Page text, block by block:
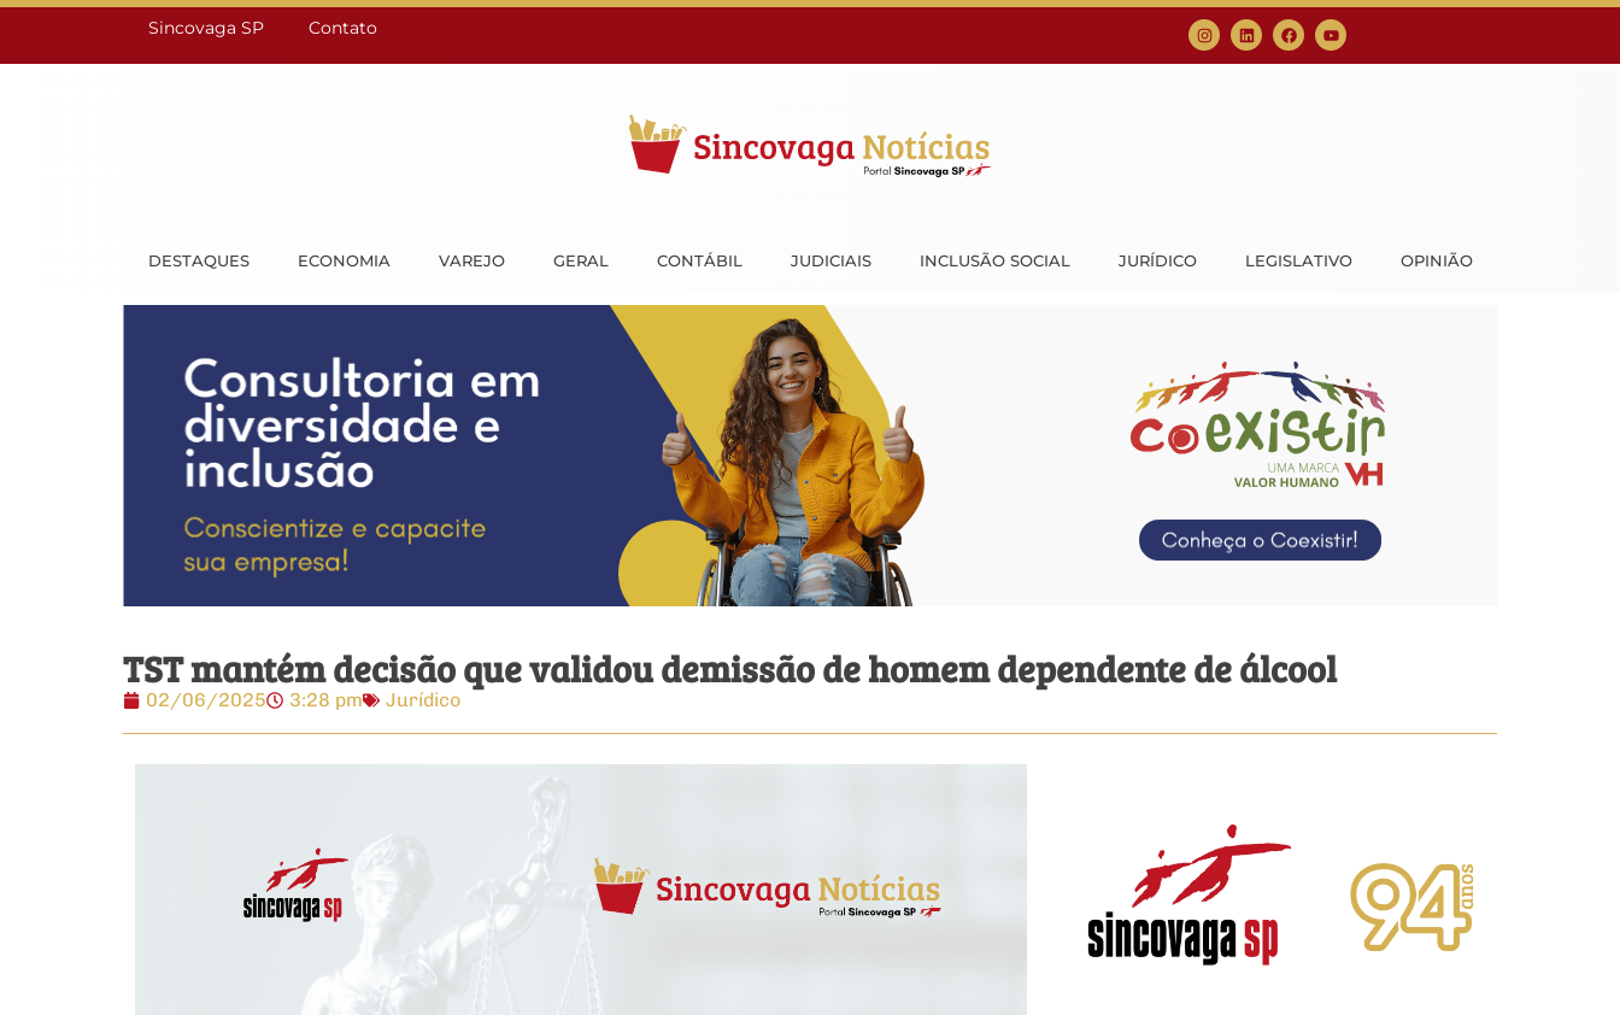
Sincovaga SP Contato
DESTAQUES ECONOMIA VAREJO GERAL CONTÁBIL JUDICIAIS INCLUSÃO SOCIAL JURÍDICO LEGISLATIVO OPINIÃO
TST mantém decisão que validou demissão de homem dependente de álcool
02/06/2025 3:28 pm Jurídico